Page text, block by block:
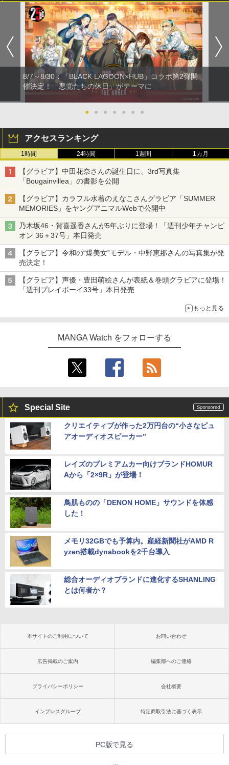
8/7～8/30：「BLACK LAGOON×HUB」コラボ第2弾開
催決定！「悪党たちの休日」がテーマに
● ● ● ● ● ● ●
アクセスランキング
1時間 24時間 1週間 1カ月
【グラビア】中田花奈さんの誕生日に、3rd写真集
「Bougainvillea」の書影を公開
【グラビア】カラフル水着のえなこさんグラビア「SUMMER
MEMORIES」をヤングアニマルWebで公開中
乃木坂46・賀喜遥香さんが5年ぶりに登場！「週刊少年チャンピ
オン 36＋37号」本日発売
【グラビア】令和の“爆美女”モデル・中野恵那さんの写真集が発
売決定！
【グラビア】声優・豊田萌絵さんが表紙＆巻頭グラビアに登場！
「週刊プレイボーイ33号」本日発売
もっと見る
MANGA Watch をフォローする
Special Site
クリエイティブが作った2万円台の“小さなピュ
アオーディオスピーカー”
レイズのプレミアムカー向けブランドHOMUR
Aから「2×9R」が登場！
鳥肌ものの「DENON HOME」サウンドを体感
した！
メモリ32GBでも予算内。産経新聞社がAMD R
yzen搭載dynabookを2千台導入
総合オーディオブランドに進化するSHANLING
とは何者か？
本サイトのご利用について お問い合わせ
広告掲載のご案内 編集部へのご連絡
プライバシーポリシー 会社概要
インプレスグループ 特定商取引法に基づく表示
PC版で見る